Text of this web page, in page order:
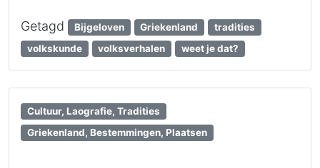
Getagd Bijgeloven Griekenland
tradities
volkskunde
volksverhalen weet je dat?
Cultuur, Laografie, Tradities
Griekenland, Bestemmingen, Plaatsen